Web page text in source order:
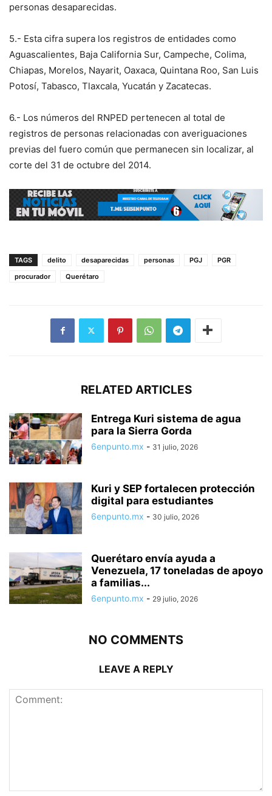
personas desaparecidas.
5.- Esta cifra supera los registros de entidades como
Aguascalientes, Baja California Sur, Campeche, Colima,
Chiapas, Morelos, Nayarit, Oaxaca, Quintana Roo, San Luis
Potosí, Tabasco, Tlaxcala, Yucatán y Zacatecas.
6.- Los números del RNPED pertenecen al total de
registros de personas relacionadas con averiguaciones
previas del fuero común que permanecen sin localizar, al
corte del 31 de octubre del 2014.
TAGS delito desaparecidas personas PGJ
PGR
procurador
Querétaro
RELATED ARTICLES
Entrega Kuri sistema de agua
para la Sierra Gorda
6enpunto.mx - 31 julio, 2026
Kuri y SEP fortalecen protección
digital para estudiantes
6enpunto.mx - 30 julio, 2026
Querétaro envía ayuda a
Venezuela, 17 toneladas de apoyo
a familias...
6enpunto.mx - 29 julio, 2026
NO COMMENTS
LEAVE A REPLY